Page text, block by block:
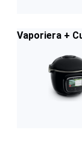
Vaporiera +